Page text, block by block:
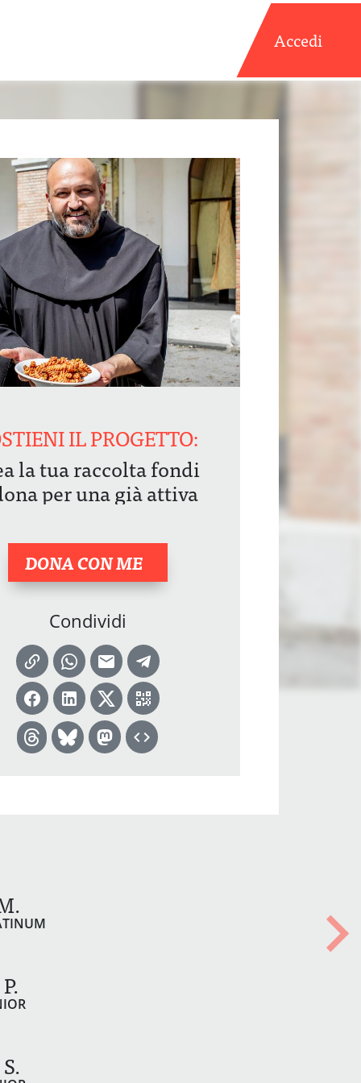
Accedi
IL PROGETTO:
la tua raccolta fondi
per una già attiva
DONACON ME
Condividi